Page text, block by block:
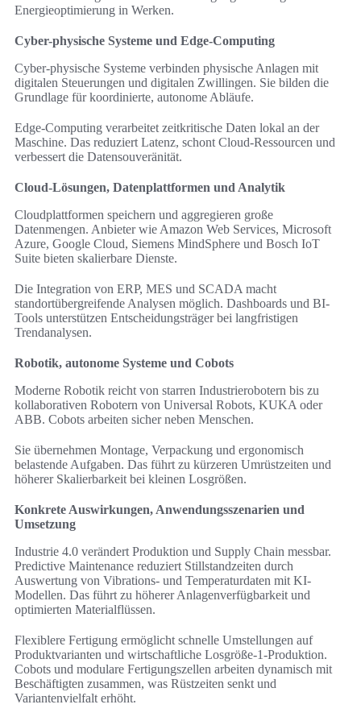
Energieoptimierung in Werken.
Cyber-physische Systeme und Edge-Computing
Cyber-physische Systeme verbinden physische Anlagen mit
digitalen Steuerungen und digitalen Zwillingen. Sie bilden die
Grundlage für koordinierte, autonome Abläufe.
Edge-Computing verarbeitet zeitkritische Daten lokal an der
Maschine. Das reduziert Latenz, schont Cloud-Ressourcen und
verbessert die Datensouveränität.
Cloud-Lösungen, Datenplattformen und Analytik
Cloudplattformen speichern und aggregieren große
Datenmengen. Anbieter wie Amazon Web Services, Microsoft
Azure, Google Cloud, Siemens MindSphere und Bosch IoT
Suite bieten skalierbare Dienste.
Die Integration von ERP, MES und SCADA macht
standortübergreifende Analysen möglich. Dashboards und BI-
Tools unterstützen Entscheidungsträger bei langfristigen
Trendanalysen.
Robotik, autonome Systeme und Cobots
Moderne Robotik reicht von starren Industrierobotern bis zu
kollaborativen Robotern von Universal Robots, KUKA oder
ABB. Cobots arbeiten sicher neben Menschen.
Sie übernehmen Montage, Verpackung und ergonomisch
belastende Aufgaben. Das führt zu kürzeren Umrüstzeiten und
höherer Skalierbarkeit bei kleinen Losgrößen.
Konkrete Auswirkungen, Anwendungsszenarien und
Umsetzung
Industrie 4.0 verändert Produktion und Supply Chain messbar.
Predictive Maintenance reduziert Stillstandzeiten durch
Auswertung von Vibrations- und Temperaturdaten mit KI-
Modellen. Das führt zu höherer Anlagenverfügbarkeit und
optimierten Materialflüssen.
Flexiblere Fertigung ermöglicht schnelle Umstellungen auf
Produktvarianten und wirtschaftliche Losgröße-1-Produktion.
Cobots und modulare Fertigungszellen arbeiten dynamisch mit
Beschäftigten zusammen, was Rüstzeiten senkt und
Variantenvielfalt erhöht.